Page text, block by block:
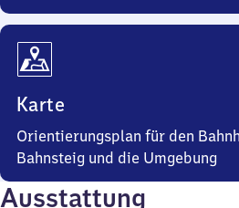
Karte
Orientierungsplan für den
Bahnsteig und die Umgebung
Ausstattung